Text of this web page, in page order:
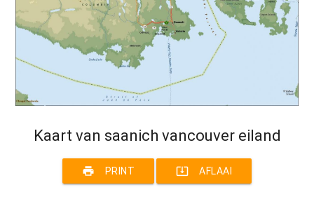
Kaart van saanich vancouver eiland
print PRINT system_update_alt AFLAAI